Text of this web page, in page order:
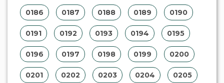
0186 0187 0188 0189 0190
0191 0192 0193 0194 0195
0196 0197 0198 0199 0200
0201 0202 0203 0204 0205